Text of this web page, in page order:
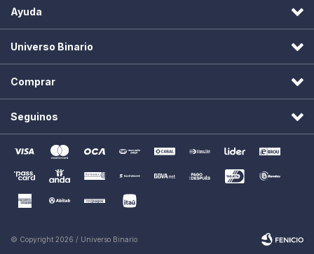
Ayuda
Universo Binario
Comprar
Seguinos
© Copyright 2026 / Universo Binario